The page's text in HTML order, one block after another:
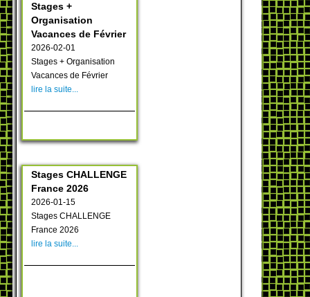
Stages +
Organisation
Vacances de Février
2026-02-01
Stages + Organisation
Vacances de Février
lire la suite...
Stages CHALLENGE
France 2026
2026-01-15
Stages CHALLENGE
France 2026
lire la suite...